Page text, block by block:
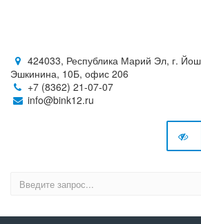
424033, Республика Марий Эл, г.
Эшкинина, 10Б, офис 206
+7 (8362) 21-07-07
info@bink12.ru